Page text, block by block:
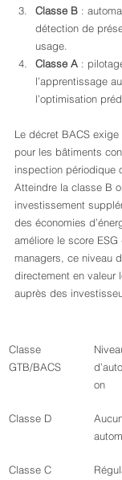
Classe B :
détection de
usage.
Classe A :
l’apprentissage
l’optimisation
Le décret BACS
pour les bâtiments
inspection périodique
Atteindre la classe B
investissement
des économies
améliore le score
managers, ce niveau
directement en valeur
auprès des
Classe
GTB/BACS
on
Classe D
Classe C